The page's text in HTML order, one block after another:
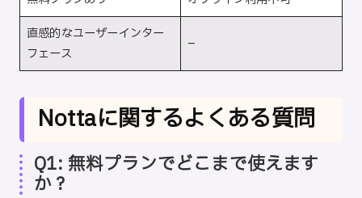
直感的なユーザーインター
フェース
–
Nottaに関するよくある質問
Q1: 無料プランでどこまで使えます
か？